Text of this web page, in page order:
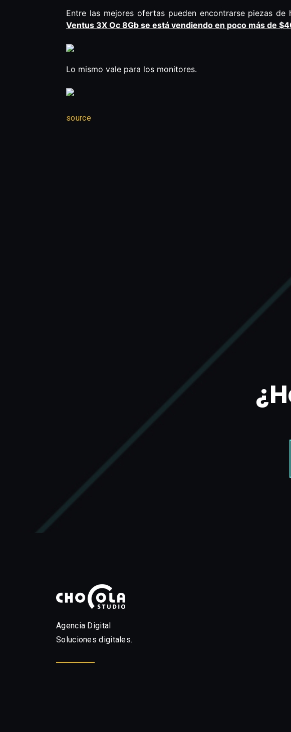
Entre las mejores ofertas pueden encontrarse piezas
Ventus 3X Oc 8Gb se está vendiendo en poco más de
Lo mismo vale para los monitores.
source
Agencia Digital
Soluciones digitales.